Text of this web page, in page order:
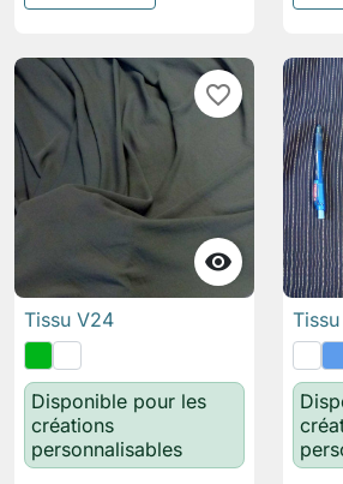

favorite_border
Tissu V24
Disponible pour les
créations
personnalisables